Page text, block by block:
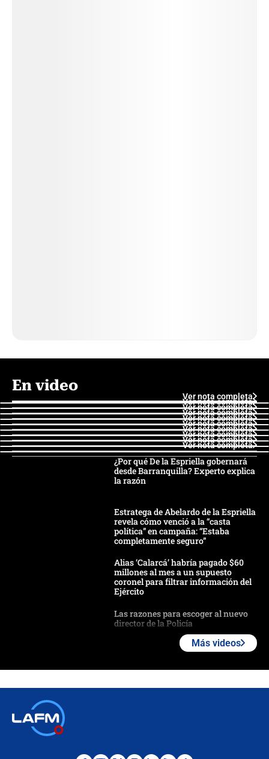
En video
Ver nota completa
Ver nota completa
Ver nota completa
Ver nota completa
Ver nota completa
Ver nota completa
Ver nota completa
Ver nota completa
Ver nota completa
Ver nota completa
¿Por qué De la Espriella gobernará
desde Barranquilla? Experto explica
la razón
Estratega de Abelardo de la Espriella
revela cómo venció a la “casta
política” en campaña: “Estaba
completamente seguro”
Alias ‘Calarcá’ habría pagado $60
millones al mes a un supuesto
coronel para filtrar información del
Ejército
Las razones para escoger al nuevo
director de la Policía
futuro les espera a las cabalgatas en
Más videos